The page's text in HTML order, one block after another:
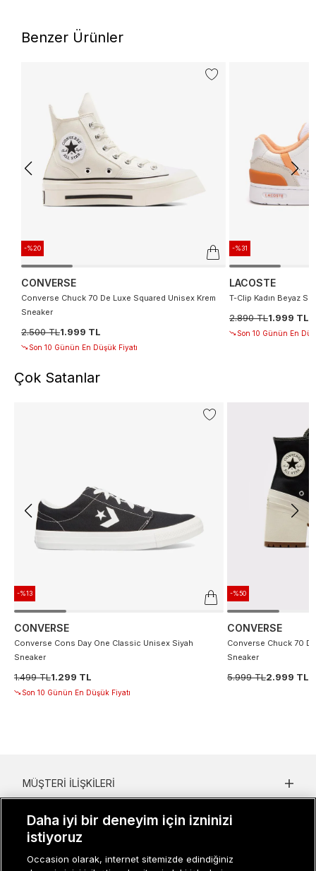
Benzer Ürünler
-%20
CONVERSE
Converse Chuck 70 De Luxe Squared Unisex Krem
Sneaker
2.500 TL1.999 TL
Son 10 Günün En Düşük Fiyatı
-%31
LACOSTE
T-Clip Kadın Beyaz
2.890 TL1.999 TL
Son 10 Günün En
Çok Satanlar
-%13
CONVERSE
Converse Cons Day One Classic Unisex Siyah
Sneaker
1.499 TL1.299 TL
Son 10 Günün En Düşük Fiyatı
-%50
CONVERSE
Converse Chuck 70
Sneaker
5.999 TL2.999 TL
MÜŞTERI İLIŞKILERI
KURUMSAL
KADIN KATEGORILER
Daha iyi bir deneyim için izninizi
istiyoruz
Occasion olarak, internet sitemizde edindiğiniz